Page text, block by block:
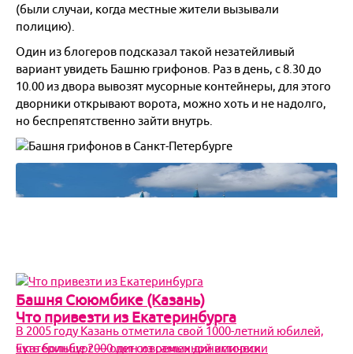
(были случаи, когда местные жители вызывали
полицию).
Один из блогеров подсказал такой незатейливый
вариант увидеть Башню грифонов. Раз в день, с 8.30 до
10.00 из двора вывозят мусорные контейнеры, для этого
дворники открывают ворота, можно хоть и не надолго,
но беспрепятственно зайти внутрь.
Башня Сююмбике (Казань)
В 2005 году Казань отметила свой 1000-летний юбилей,
чуть больше 2000 лет современной истории
Что привезти из Екатеринбурга
Екатеринбург — один из самых динамически